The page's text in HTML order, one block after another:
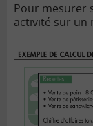
Pour mesurer
activité sur un